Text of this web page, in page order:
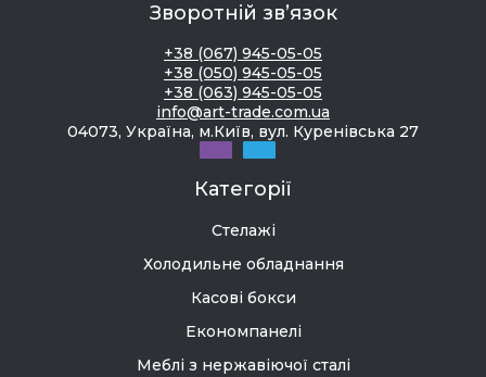
Зворотній зв’язок
+38 (067) 945-05-05
+38 (050) 945-05-05
+38 (063) 945-05-05
info@art-trade.com.ua
04073, Україна, м.Київ, вул. Куренівська 27
Категорії
Стелажі
Холодильне обладнання
Касові бокси
Економпанелі
Меблі з нержавіючої сталі